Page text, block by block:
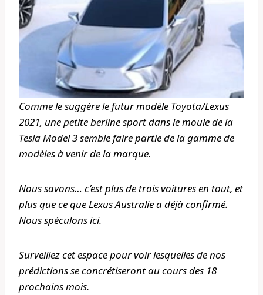
Comme le suggère le futur modèle Toyota/Lexus
2021, une petite berline sport dans le moule de la
Tesla Model 3 semble faire partie de la gamme de
modèles à venir de la marque.
Nous savons… c’est plus de trois voitures en tout, et
plus que ce que Lexus Australie a déjà confirmé.
Nous spéculons ici.
Surveillez cet espace pour voir lesquelles de nos
prédictions se concrétiseront au cours des 18
prochains mois.